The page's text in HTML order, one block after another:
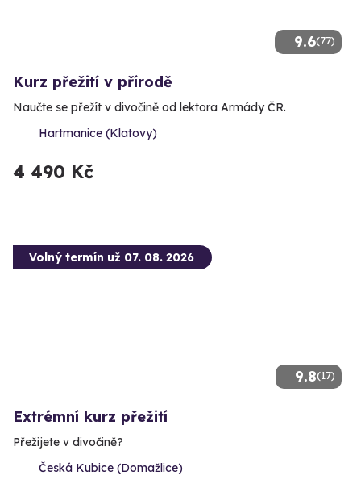
9.6(77)
Kurz přežití v přírodě
Naučte se přežít v divočině od lektora Armády ČR.
Hartmanice (Klatovy)
4 490 Kč
9.8(17)
Volný termín už 07. 08. 2026
Extrémní kurz přežití
Přežijete v divočině?
Česká Kubice (Domažlice)